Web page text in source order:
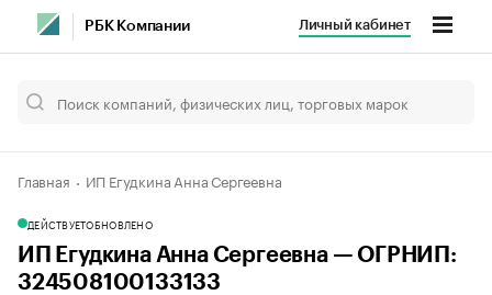
РБК Компании Личный кабинет
Главная ИП Егудкина Анна Сергеевна
ДЕЙСТВУЕТОБНОВЛЕНО
ИП Егудкина Анна Сергеевна — ОГРНИП:
324508100133133